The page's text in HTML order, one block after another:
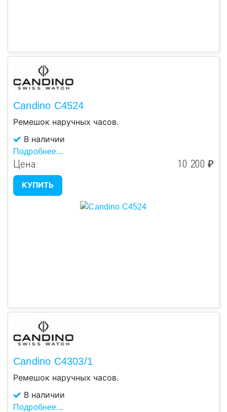
Candino C4524
Ремешок наручных часов.
В наличии
Подробнее...
Цена: 10 200 ₽
КУПИТЬ
Candino C4303/1
Ремешок наручных часов.
В наличии
Подробнее...